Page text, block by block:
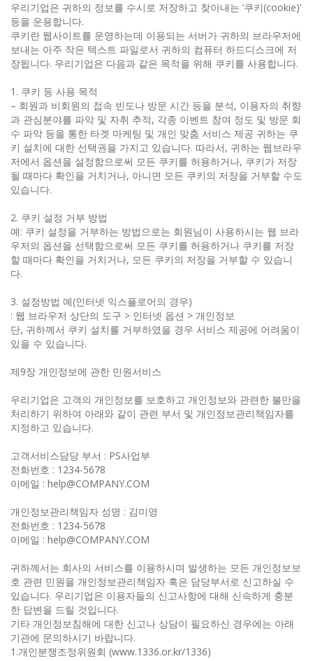
우리기업은 귀하의 정보를 수시로 저장하고 찾아내는 ‘쿠키(cookie)’
등을 운용합니다.
쿠키란 웹사이트를 운영하는데 이용되는 서버가 귀하의 브라우저에
보내는 아주 작은 텍스트 파일로서 귀하의 컴퓨터 하드디스크에 저
장됩니다. 우리기업은 다음과 같은 목적을 위해 쿠키를 사용합니다.
1. 쿠키 등 사용 목적
– 회원과 비회원의 접속 빈도나 방문 시간 등을 분석, 이용자의 취향
과 관심분야를 파악 및 자취 추적, 각종 이벤트 참여 정도 및 방문 회
수 파악 등을 통한 타겟 마케팅 및 개인 맞춤 서비스 제공 귀하는 쿠
키 설치에 대한 선택권을 가지고 있습니다. 따라서, 귀하는 웹브라우
저에서 옵션을 설정함으로써 모든 쿠키를 허용하거나, 쿠키가 저장
될 때마다 확인을 거치거나, 아니면 모든 쿠키의 저장을 거부할 수도
있습니다.
2. 쿠키 설정 거부 방법
예: 쿠키 설정을 거부하는 방법으로는 회원님이 사용하시는 웹 브라
우저의 옵션을 선택함으로써 모든 쿠키를 허용하거나 쿠키를 저장
할 때마다 확인을 거치거나, 모든 쿠키의 저장을 거부할 수 있습니
다.
3. 설정방법 예(인터넷 익스플로어의 경우)
: 웹 브라우저 상단의 도구 > 인터넷 옵션 > 개인정보
단, 귀하께서 쿠키 설치를 거부하였을 경우 서비스 제공에 어려움이
있을 수 있습니다.
제9장 개인정보에 관한 민원서비스
우리기업은 고객의 개인정보를 보호하고 개인정보와 관련한 불만을
처리하기 위하여 아래와 같이 관련 부서 및 개인정보관리책임자를
지정하고 있습니다.
고객서비스담당 부서 : PS사업부
전화번호 : 1234-5678
이메일 : help@COMPANY.COM
개인정보관리책임자 성명 : 김미영
전화번호 : 1234-5678
이메일 : help@COMPANY.COM
귀하께서는 회사의 서비스를 이용하시며 발생하는 모든 개인정보보
호 관련 민원을 개인정보관리책임자 혹은 담당부서로 신고하실 수
있습니다. 우리기업은 이용자들의 신고사항에 대해 신속하게 충분
한 답변을 드릴 것입니다.
기타 개인정보침해에 대한 신고나 상담이 필요하신 경우에는 아래
기관에 문의하시기 바랍니다.
1.개인분쟁조정위원회 (www.1336.or.kr/1336)